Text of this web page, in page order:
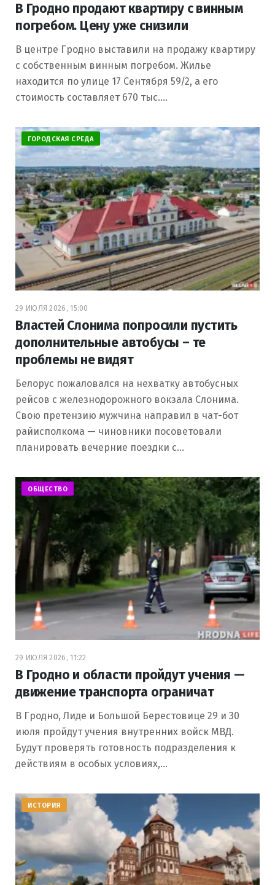
В Гродно продают квартиру с винным
погребом. Цену уже снизили
В центре Гродно выставили на продажу квартиру
с собственным винным погребом. Жилье
находится по улице 17 Сентября 59/2, а его
стоимость составляет 670 тыс.…
ГОРОДСКАЯ СРЕДА
29 ИЮЛЯ 2026, 15:00
Властей Слонима попросили пустить
дополнительные автобусы – те
проблемы не видят
Белорус пожаловался на нехватку автобусных
рейсов с железнодорожного вокзала Слонима.
Свою претензию мужчина направил в чат-бот
райисполкома — чиновники посоветовали
планировать вечерние поездки с…
ОБЩЕСТВО
29 ИЮЛЯ 2026, 11:22
В Гродно и области пройдут учения —
движение транспорта ограничат
В Гродно, Лиде и Большой Берестовице 29 и 30
июля пройдут учения внутренних войск МВД.
Будут проверять готовность подразделения к
действиям в особых условиях,…
ИСТОРИЯ